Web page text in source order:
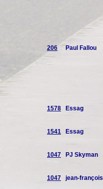
206 Paul Fallou
1578 Essag
1541 Essag
1047 PJ Skyman
1047 jean-françois